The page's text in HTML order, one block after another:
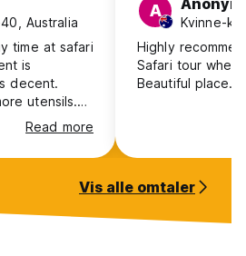
Australia
time at safari
is
decent.
utensils.
with no
and bottom
can’t sit in
a car to
runs 3 times
transport
Read more
A Anonym
Highly
Safari tour when
Beautiful place.
Vis alle omtaler